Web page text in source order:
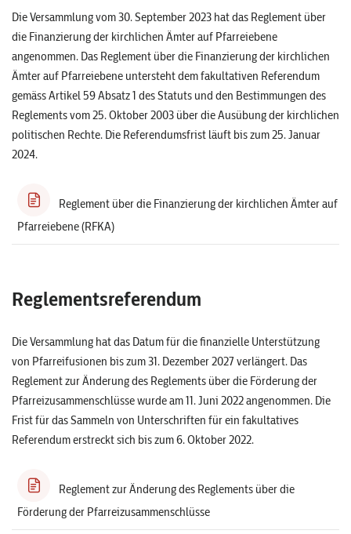
Die Versammlung vom 30. September 2023 hat das Reglement über
die Finanzierung der kirchlichen Ämter auf Pfarreiebene
angenommen. Das Reglement über die Finanzierung der kirchlichen
Ämter auf Pfarreiebene untersteht dem fakultativen Referendum
gemäss Artikel 59 Absatz 1 des Statuts und den Bestimmungen des
Reglements vom 25. Oktober 2003 über die Ausübung der kirchlichen
politischen Rechte. Die Referendumsfrist läuft bis zum 25. Januar
2024.
Reglement über die Finanzierung der kirchlichen Ämter auf
Pfarreiebene (RFKA)
Reglementsreferendum
Die Versammlung hat das Datum für die finanzielle Unterstützung
von Pfarreifusionen bis zum 31. Dezember 2027 verlängert. Das
Reglement zur Änderung des Reglements über die Förderung der
Pfarreizusammenschlüsse wurde am 11. Juni 2022 angenommen. Die
Frist für das Sammeln von Unterschriften für ein fakultatives
Referendum erstreckt sich bis zum 6. Oktober 2022.
Reglement zur Änderung des Reglements über die
Förderung der Pfarreizusammenschlüsse